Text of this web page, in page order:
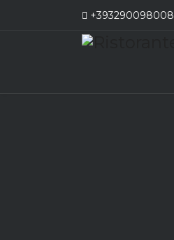
+393290098008